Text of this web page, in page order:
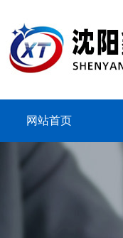
网站首页